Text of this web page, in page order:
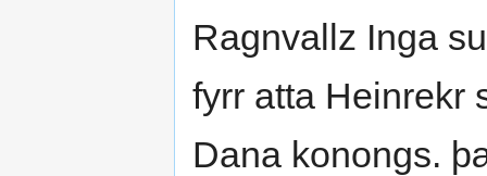
Ragnvallz Inga
fyrr atta Heinrekr
Dana konongs.